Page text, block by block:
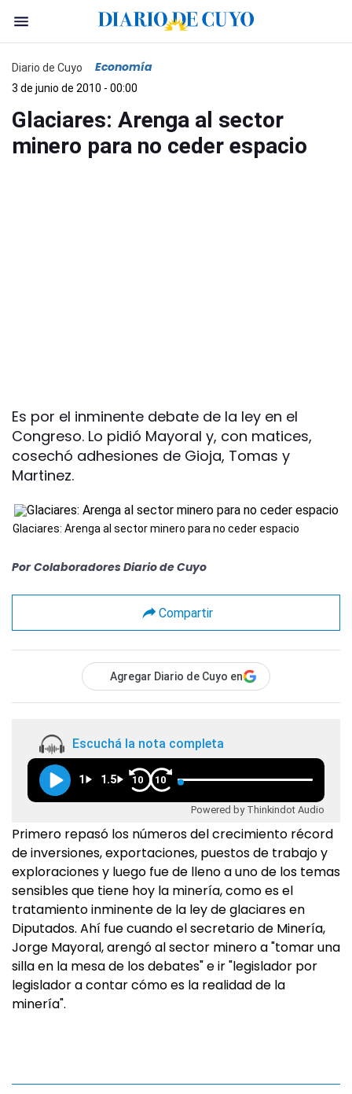
Diario de Cuyo Economía
3 de junio de 2010 - 00:00
Glaciares: Arenga al sector
minero para no ceder espacio
Es por el inminente debate de la ley en el
Congreso. Lo pidió Mayoral y, con matices,
cosechó adhesiones de Gioja, Tomas y
Martinez.
Glaciares: Arenga al sector minero para no ceder espacio
Por Colaboradores Diario de Cuyo
Compartir
Agregar Diario de Cuyo en
Escuchá la nota completa
1 1.5 10 10
Powered by Thinkindot Audio
Primero repasó los números del crecimiento récord
de inversiones, exportaciones, puestos de trabajo y
exploraciones y luego fue de lleno a uno de los temas
sensibles que tiene hoy la minería, como es el
tratamiento inminente de la ley de glaciares en
Diputados. Ahí fue cuando el secretario de Minería,
Jorge Mayoral, arengó al sector minero a "tomar una
silla en la mesa de los debates" e ir "legislador por
legislador a contar cómo es la realidad de la
minería".